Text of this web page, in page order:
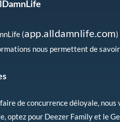
(app.alldamnlife.com)
nous permettent de
de concurrence déloyale,
optez pour Deezer Family et le